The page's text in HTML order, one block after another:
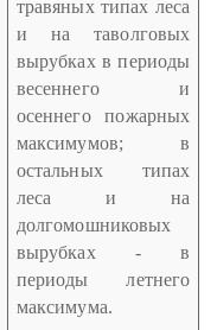
травяных типах леса
и на таволговых
вырубках в периоды
весеннего и
осеннего пожарных
максимумов; в
остальных типах
леса и на
долгомошниковых
вырубках - в
периоды летнего
максимума.